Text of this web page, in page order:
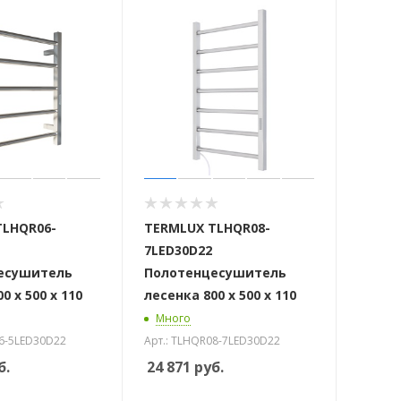
х 500 х 110
5LED30D22
TERMLUX TLHQR08-
7LED30D22
Полотенцесушитель
лесенка 800 х 500 х 110
Много
Арт.: TLHQR08-7LED30D22
24 871 руб.